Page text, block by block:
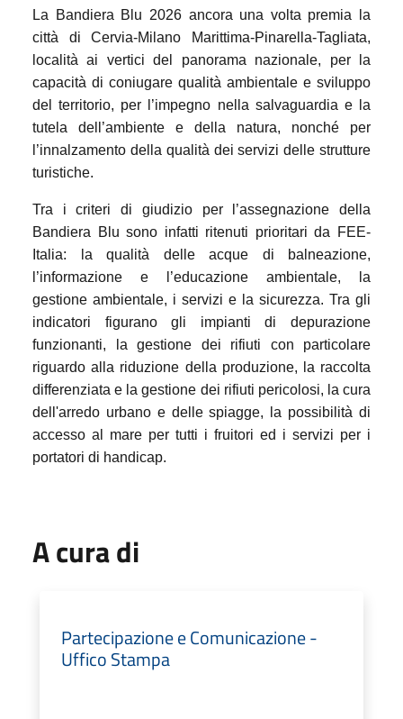
La Bandiera Blu 2026 ancora una volta premia la
città di Cervia-Milano Marittima-Pinarella-Tagliata,
località ai vertici del panorama nazionale, per la
capacità di coniugare qualità ambientale e sviluppo
del territorio, per l’impegno nella salvaguardia e la
tutela dell’ambiente e della natura, nonché per
l’innalzamento della qualità dei servizi delle strutture
turistiche.
Tra i criteri di giudizio per l’assegnazione della
Bandiera Blu sono infatti ritenuti prioritari da FEE-
Italia: la qualità delle acque di balneazione,
l’informazione e l’educazione ambientale, la
gestione ambientale, i servizi e la sicurezza. Tra gli
indicatori figurano gli impianti di depurazione
funzionanti, la gestione dei rifiuti con particolare
riguardo alla riduzione della produzione, la raccolta
differenziata e la gestione dei rifiuti pericolosi, la cura
dell'arredo urbano e delle spiagge, la possibilità di
accesso al mare per tutti i fruitori ed i servizi per i
portatori di handicap.
A cura di
Partecipazione e Comunicazione -
Uffico Stampa